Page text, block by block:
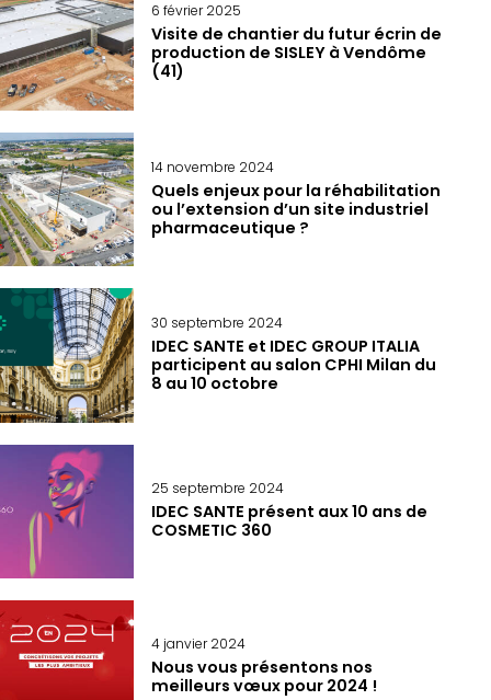
6 février 2025
Visite de chantier du futur écrin de
production de SISLEY à Vendôme
(41)
14 novembre 2024
Quels enjeux pour la réhabilitation
ou l’extension d’un site industriel
pharmaceutique ?
30 septembre 2024
IDEC SANTE et IDEC GROUP ITALIA
participent au salon CPHI Milan du
8 au 10 octobre
25 septembre 2024
IDEC SANTE présent aux 10 ans de
COSMETIC 360
4 janvier 2024
Nous vous présentons nos
meilleurs vœux pour 2024 !